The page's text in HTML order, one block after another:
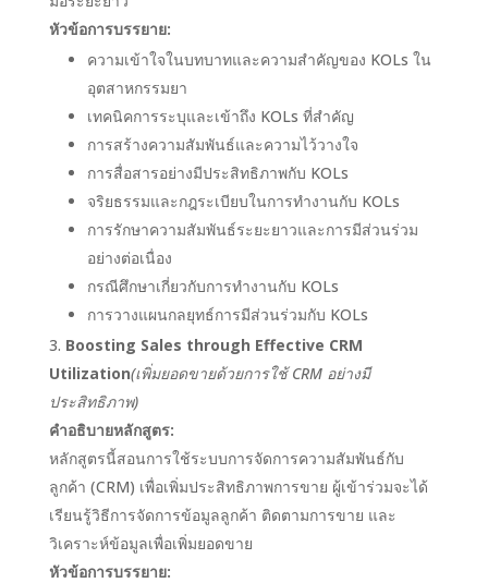
หัวข้อการบรรยาย:
ความเข้าใจในบทบาทและความสำคัญของ KOLs ใน
อุตสาหกรรมยา
เทคนิคการระบุและเข้าถึง KOLs ที่สำคัญ
การสร้างความสัมพันธ์และความไว้วางใจ
การสื่อสารอย่างมีประสิทธิภาพกับ KOLs
จริยธรรมและกฎระเบียบในการทำงานกับ KOLs
การรักษาความสัมพันธ์ระยะยาวและการมีส่วนร่วม
อย่างต่อเนื่อง
กรณีศึกษาเกี่ยวกับการทำงานกับ KOLs
การวางแผนกลยุทธ์การมีส่วนร่วมกับ KOLs
Boosting Sales through Effective CRM
Utilization(เพิ่มยอดขายด้วยการใช้ CRM อย่างมี
ประสิทธิภาพ)
คำอธิบายหลักสูตร:
หลักสูตรนี้สอนการใช้ระบบการจัดการความสัมพันธ์กับ
ลูกค้า (CRM) เพื่อเพิ่มประสิทธิภาพการขาย ผู้เข้าร่วมจะได้
เรียนรู้วิธีการจัดการข้อมูลลูกค้า ติดตามการขาย และ
วิเคราะห์ข้อมูลเพื่อเพิ่มยอดขาย
หัวข้อการบรรยาย: